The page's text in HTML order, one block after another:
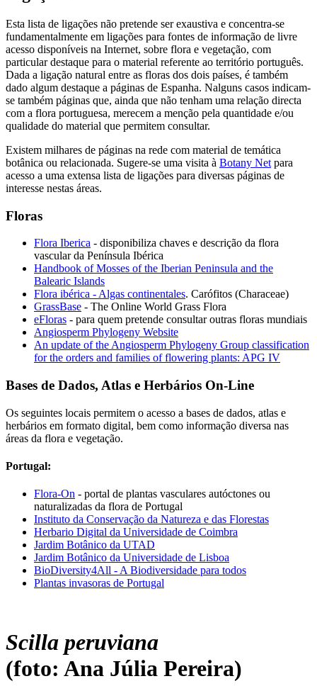
Esta lista de ligações não pretende ser exaustiva e concentra-se
fundamentalmente em ligações para fontes de informação de livre
acesso disponíveis na Internet, sobre flora e vegetação, com
particular destaque para o material referente ao território português.
Dada a ligação natural entre as floras dos dois países, é também
dado algum destaque a páginas de Espanha. Nalguns casos indicam-
se também páginas que, ainda que não tenham uma relação directa
com a flora portuguesa, merecem a menção pela quantidade e/ou
qualidade do material que permitem consultar.
Existem milhares de páginas na rede com material de temática
botânica ou relacionada. Sugere-se uma visita à Botany Net para
acesso a uma extensa lista de ligações para diversas páginas de
interesse nestas áreas.
Floras
Flora Iberica - disponibiliza chaves e descrição da flora
vascular da Península Ibérica
Handbook of Mosses of the Iberian Peninsula and the
Balearic Islands
Flora ibérica - Algas continentales. Carófitos (Characeae)
GrassBase - The Online World Grass Flora
eFloras - para quem pretende consultar outras floras mundiais
Angiosperm Phylogeny Website
An update of the Angiosperm Phylogeny Group classification
for the orders and families of flowering plants: APG IV
Bases de Dados, Atlas e Herbários On-Line
Os seguintes locais permitem o acesso a bases de dados, atlas e
herbários em formato digital, bem como informação diversa nas
áreas da flora e vegetação.
Portugal:
Flora-On - portal de plantas vasculares autóctones ou
naturalizadas da flora de Portugal
Instituto da Conservação da Natureza e das Florestas
Herbario Digital da Universidade de Coimbra
Jardim Botânico da UTAD
Jardim Botânico da Universidade de Lisboa
BioDiversity4All - A Biodiversidade para todos
Plantas invasoras de Portugal
Scilla peruviana
(foto: Ana Júlia Pereira)